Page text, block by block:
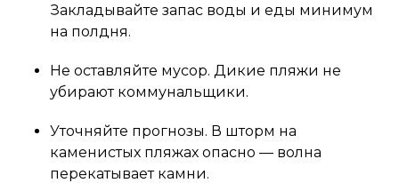
Закладывайте запас воды и еды минимум
на полдня.
Не оставляйте мусор. Дикие пляжи не
убирают коммунальщики.
Уточняйте прогнозы. В шторм на
каменистых пляжах опасно — волна
перекатывает камни.